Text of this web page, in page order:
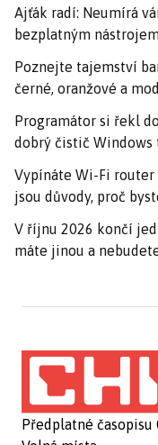
Ajťák radí: Neumírá
bezplatným
Poznejte tajemství
černé, oranžové a
Programátor si řekl
dobrý čistič Windows
Vypínáte Wi-Fi router
jsou důvody, proč
V říjnu 2026 končí
máte jinou a
Předplatné časopisu